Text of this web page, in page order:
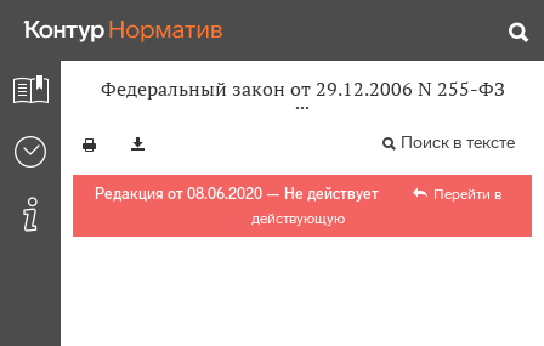
Федеральный закон от 29.12.2006 N 255-ФЗ
Поиск в тексте
Редакция от 08.06.2020 — Не действует
Перейти в
действующую